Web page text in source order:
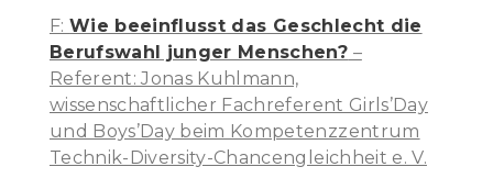
F:Wie beeinflusst das Geschlecht die
Berufswahl junger Menschen? –
Referent: Jonas Kuhlmann,
wissenschaftlicher Fachreferent Girls’Day
und Boys’Day beim Kompetenzzentrum
Technik-Diversity-Chancengleichheit e. V.